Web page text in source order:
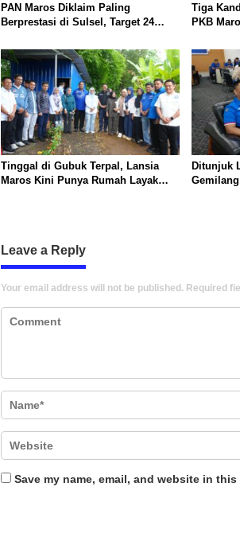
PAN Maros Diklaim Paling
Berprestasi di Sulsel, Target 24
Tiga
PKB
Tinggal di Gubuk Terpal, Lansia
Maros Kini Punya Rumah Layak
Ditunjuk
Leave a Reply
Your email address will not be published. Required
Save my name, email, and website in